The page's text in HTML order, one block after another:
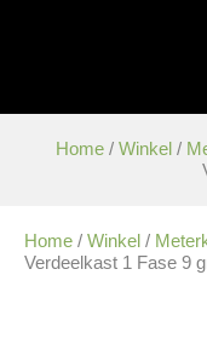
Home / Winkel /
Home / Winkel /
Verdeelkast 1 Fase 9